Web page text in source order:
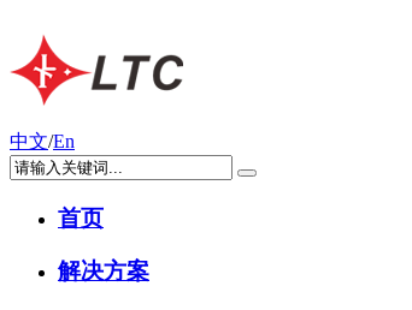
中文/En
首页
解决方案